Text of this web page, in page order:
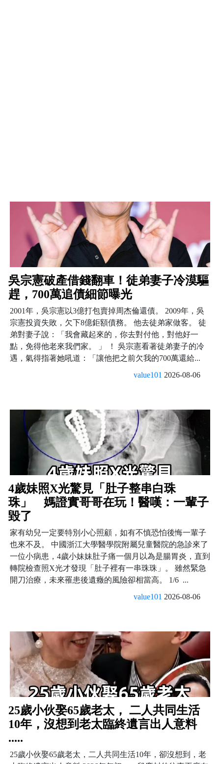
吳宗憲破產借錢翻車！徒弟妻子冷漠驅
趕，700萬追債細節曝光
2001年，吳宗憲以3億打包賣掉周杰倫還債。 2009年，吳
宗憲投資失敗，欠下8億鉅額債務。 他去徒弟家做客。 徒
弟對妻子說：「我會藏起來的，你去對付他，對他好一
點，免得他老來我們家。 」 ！ 吳宗憲看著徒弟妻子的冷
遇，氣得指著她吼道：「讓他把之前欠我的700萬還給...
value101 2026-08-06
4歲妹照X光驚見「肚子整串白珠
珠」 媽證實哥哥在玩！醫嘆：一輩子
毀了
家有幼兒一定要特別小心照顧，如有不慎恐怕後悔一輩子
也來不及。 中國浙江大學醫學院附屬兒童醫院的急診來了
一位小病患，4歲小妹妹肚子痛一個月以為是腸胃炎，直到
轉院檢查照X光才發現「肚子裡有一串珠珠」。 雖然緊急
開刀治療，未來罹患後遺癥的風險卻相當高。 1/6 ...
value101 2026-08-06
25歲小伙娶65歲老太， 二人共同生活
10年，沒想到老太臨終遺言出人意料
.....
25歲小伙娶65歲老太，二人共同生活10年，卻沒想到，老